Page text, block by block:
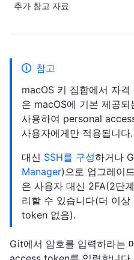
추가 참고 자료
참고
macOS 키 집합에서 자
은 macOS에 기본 제공되
사용하여 personal
사용자에게만 적용됩니다.
대신 SSH를 구성하거나
Manager)으로 업그레이
은 사용자 대신 2FA(2단
리할 수 있습니다(더 이
token 없음).
Git에서 암호를 입력하라는